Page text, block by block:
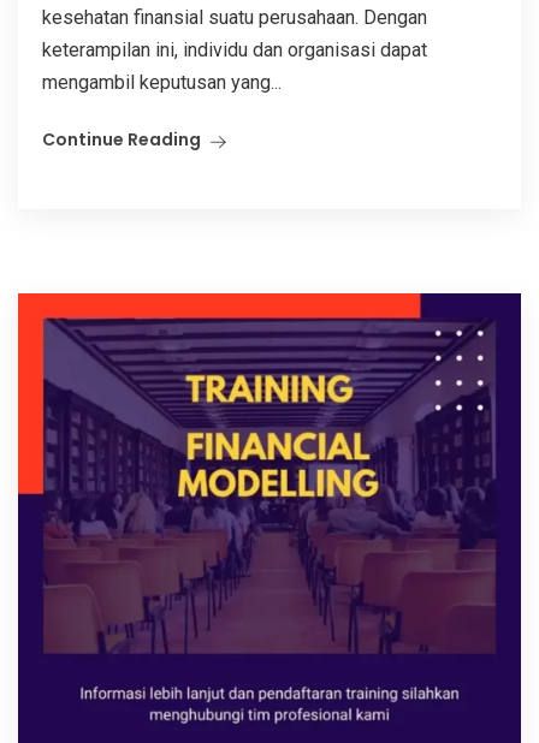
kesehatan finansial suatu perusahaan. Dengan
keterampilan ini, individu dan organisasi dapat
mengambil keputusan yang...
Continue Reading